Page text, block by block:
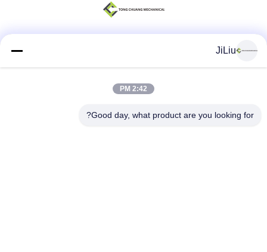
اتصال سريع
JiLiu
2:42 PM
Good day, what product are you looking for?